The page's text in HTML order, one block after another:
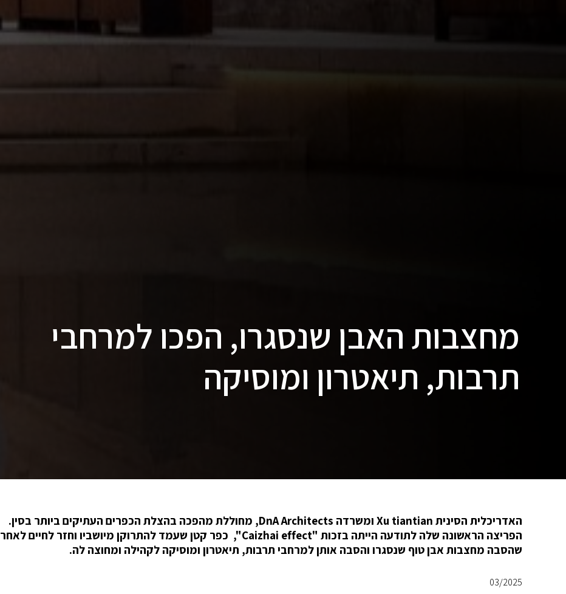
מחצבות האבן שנסגרו, הפכו למרחבי
תרבות, תיאטרון ומוסיקה
האדריכלית הסינית Xu tiantian ומשרדה DnA Architects, מחוללת מהפכה בהצלת הכפרים העתיקים ביותר בסין.
הפריצה הראשונה שלה לתודעה הייתה בזכות "Caizhai effect", כפר קטן שעמד להתרוקן מיושביו וחזר לחיים לאחר
שהסבה מחצבות אבן טוף שנסגרו והסבה אותן למרחבי תרבות, תיאטרון ומוסיקה לקהילה ומחוצה לה.
03/2025